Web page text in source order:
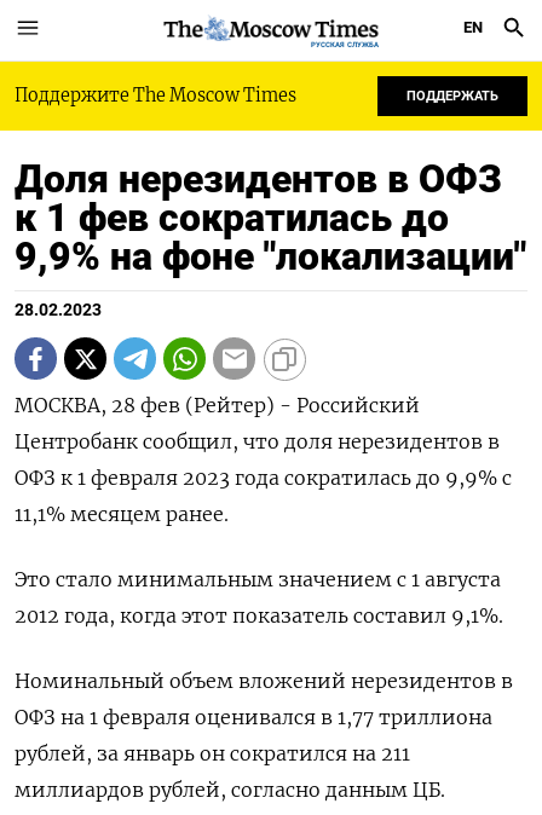
РУССКАЯ СЛУЖБА
EN
Поддержите The Moscow Times ПОДДЕРЖАТЬ
Доля нерезидентов в ОФЗ
к 1 фев сократилась до
9,9% на фоне "локализации"
28.02.2023
МОСКВА, 28 фев (Рейтер) - Российский
Центробанк сообщил, что доля нерезидентов в
ОФЗ к 1 февраля 2023 года сократилась до 9,9% с
11,1% месяцем ранее.
Это стало минимальным значением с 1 августа
2012 года, когда этот показатель составил 9,1%.
Номинальный объем вложений нерезидентов в
ОФЗ на 1 февраля оценивался в 1,77 триллиона
рублей, за январь он сократился на 211
миллиардов рублей, согласно данным ЦБ.